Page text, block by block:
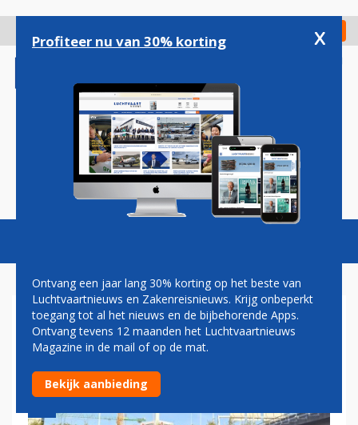
gaan
Check in
Magazine Podcasts Vacatures
GRONDPERSONEEL WEER
AAN HET WERK OP SCHIPHOL
Profiteer nu van 30% korting x
Ontvang een jaar lang 30% korting op het beste van
Luchtvaartnieuws en Zakenreisnieuws. Krijg onbeperkt
toegang tot al het nieuws en de bijbehorende Apps.
Ontvang tevens 12 maanden het Luchtvaartnieuws
Magazine in de mail of op de mat.
Bekijk aanbieding